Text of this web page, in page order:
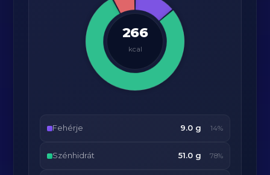
266
kcal
Fehérje 9.0 g 14%
Szénhidrát 51.0 g 78%